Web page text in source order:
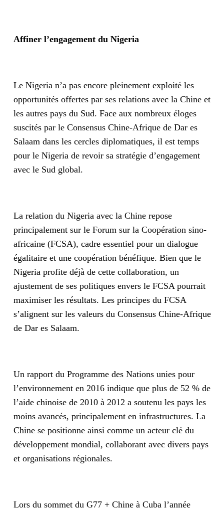
Affiner l’engagement du Nigeria
Le Nigeria n’a pas encore pleinement exploité les
opportunités offertes par ses relations avec la Chine et
les autres pays du Sud. Face aux nombreux éloges
suscités par le Consensus Chine-Afrique de Dar es
Salaam dans les cercles diplomatiques, il est temps
pour le Nigeria de revoir sa stratégie d’engagement
avec le Sud global.
La relation du Nigeria avec la Chine repose
principalement sur le Forum sur la Coopération sino-
africaine (FCSA), cadre essentiel pour un dialogue
égalitaire et une coopération bénéfique. Bien que le
Nigeria profite déjà de cette collaboration, un
ajustement de ses politiques envers le FCSA pourrait
maximiser les résultats. Les principes du FCSA
s’alignent sur les valeurs du Consensus Chine-Afrique
de Dar es Salaam.
Un rapport du Programme des Nations unies pour
l’environnement en 2016 indique que plus de 52 % de
l’aide chinoise de 2010 à 2012 a soutenu les pays les
moins avancés, principalement en infrastructures. La
Chine se positionne ainsi comme un acteur clé du
développement mondial, collaborant avec divers pays
et organisations régionales.
Lors du sommet du G77 + Chine à Cuba l’année